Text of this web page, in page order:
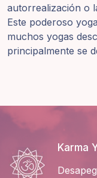
autorrealización o
Este poderoso
muchos yogas
principalmente se
Karma